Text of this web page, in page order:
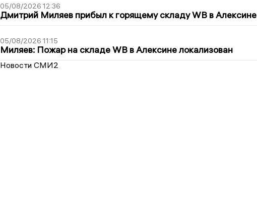
05/08/2026 12:36
Дмитрий Миляев прибыл к горящему складу WB в Алексине
05/08/2026 11:15
Миляев: Пожар на складе WB в Алексине локализован
Новости СМИ2